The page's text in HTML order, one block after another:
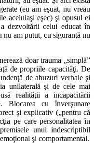
(eu am eşuat, nu vreau
aceluiaşi eşec) şi opusul ei
dezvoltării celui educat în
nu am putut, cu siguranţă nu
doar trauma „simplă”
de propriile capacităţi. De
de abuzuri verbale şi
unilaterală şi de cele mai
realităţii a incapacitării
cu înverşunare
şi explicativ („pentru că
pe care personalitatea în
unui indescriptibil
şi comportamental.